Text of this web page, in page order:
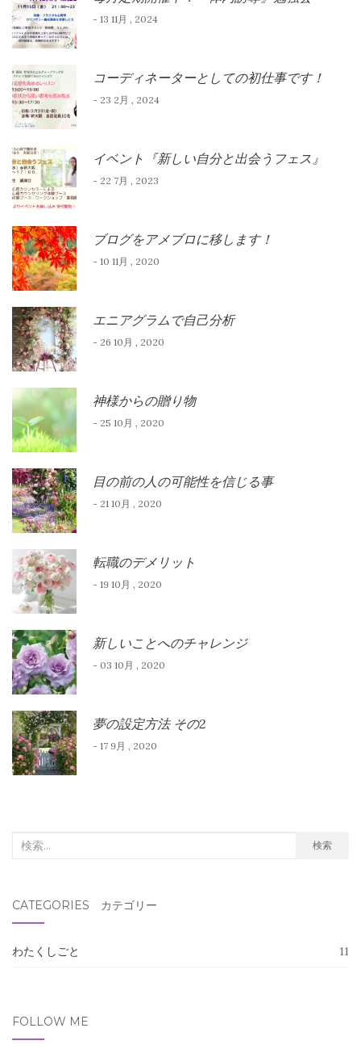
- 13 11月 , 2024
コーディネーターとしての初仕事です！
- 23 2月 , 2024
イベント『新しい自分と出会うフェス』
- 22 7月 , 2023
ブログをアメブロに移します！
- 10 11月 , 2020
エニアグラムで自己分析
- 26 10月 , 2020
神様からの贈り物
- 25 10月 , 2020
目の前の人の可能性を信じる事
- 21 10月 , 2020
転職のデメリット
- 19 10月 , 2020
新しいことへのチャレンジ
- 03 10月 , 2020
夢の設定方法 その2
- 17 9月 , 2020
検
象:
検索
CATEGORIES カテゴリー
わたくしごと 11
FOLLOW ME